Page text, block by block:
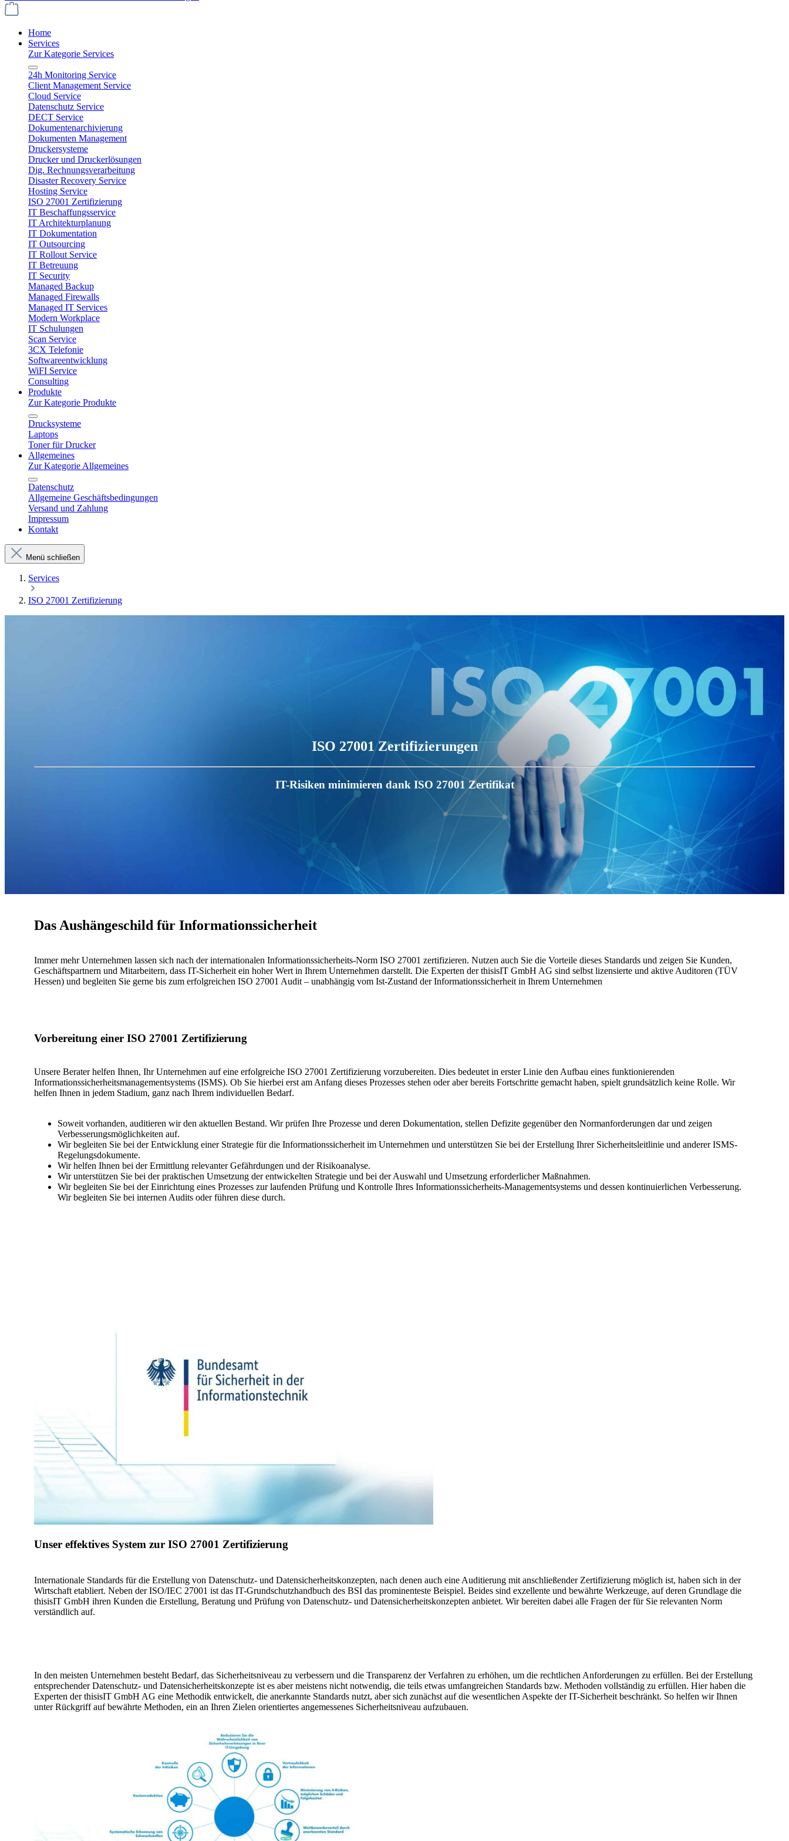
Home
Services
Zur Kategorie Services
24h Monitoring Service
Client Management Service
Cloud Service
Datenschutz Service
DECT Service
Dokumentenarchivierung
Dokumenten Management
Druckersysteme
Drucker und Druckerlösungen
Dig. Rechnungsverarbeitung
Disaster Recovery Service
Hosting Service
ISO 27001 Zertifizierung
IT Beschaffungsservice
IT Architekturplanung
IT Dokumentation
IT Outsourcing
IT Rollout Service
IT Betreuung
IT Security
Managed Backup
Managed Firewalls
Managed IT Services
Modern Workplace
IT Schulungen
Scan Service
3CX Telefonie
Softwareentwicklung
WiFI Service
Consulting
Produkte
Zur Kategorie Produkte
Drucksysteme
Laptops
Toner für Drucker
Allgemeines
Zur Kategorie Allgemeines
Datenschutz
Allgemeine Geschäftsbedingungen
Versand und Zahlung
Impressum
Kontakt
Menü schließen
Services
ISO 27001 Zertifizierung
ISO 27001 Zertifizierungen
IT-Risiken minimieren dank ISO 27001 Zertifikat
Das Aushängeschild für Informationssicherheit
Immer mehr Unternehmen lassen sich nach der internationalen Informationssicherheits-Norm ISO 27001 zertifizieren. Nutzen auch Sie die Vorteile dieses Standards und zeigen Sie Kunden,
Geschäftspartnern und Mitarbeitern, dass IT-Sicherheit ein hoher Wert in Ihrem Unternehmen darstellt. Die Experten der thisisIT GmbH AG sind selbst lizensierte und aktive Auditoren (TÜV
Hessen) und begleiten Sie gerne bis zum erfolgreichen ISO 27001 Audit – unabhängig vom Ist-Zustand der Informationssicherheit in Ihrem Unternehmen
Vorbereitung einer ISO 27001 Zertifizierung
Unsere Berater helfen Ihnen, Ihr Unternehmen auf eine erfolgreiche ISO 27001 Zertifizierung vorzubereiten. Dies bedeutet in erster Linie den Aufbau eines funktionierenden
Informationssicherheitsmanagementsystems (ISMS). Ob Sie hierbei erst am Anfang dieses Prozesses stehen oder aber bereits Fortschritte gemacht haben, spielt grundsätzlich keine Rolle. Wir
helfen Ihnen in jedem Stadium, ganz nach Ihrem individuellen Bedarf.
Soweit vorhanden, auditieren wir den aktuellen Bestand. Wir prüfen Ihre Prozesse und deren Dokumentation, stellen Defizite gegenüber den Normanforderungen dar und zeigen
Verbesserungsmöglichkeiten auf.
Wir begleiten Sie bei der Entwicklung einer Strategie für die Informationssicherheit im Unternehmen und unterstützen Sie bei der Erstellung Ihrer Sicherheitsleitlinie und anderer ISMS-
Regelungsdokumente.
Wir helfen Ihnen bei der Ermittlung relevanter Gefährdungen und der Risikoanalyse.
Wir unterstützen Sie bei der praktischen Umsetzung der entwickelten Strategie und bei der Auswahl und Umsetzung erforderlicher Maßnahmen.
Wir begleiten Sie bei der Einrichtung eines Prozesses zur laufenden Prüfung und Kontrolle Ihres Informationssicherheits-Managementsystems und dessen kontinuierlichen Verbesserung.
Wir begleiten Sie bei internen Audits oder führen diese durch.
Unser effektives System zur ISO 27001 Zertifizierung
Internationale Standards für die Erstellung von Datenschutz- und Datensicherheitskonzepten, nach denen auch eine Auditierung mit anschließender Zertifizierung möglich ist, haben sich in der
Wirtschaft etabliert. Neben der ISO/IEC 27001 ist das IT-Grundschutzhandbuch des BSI das prominenteste Beispiel. Beides sind exzellente und bewährte Werkzeuge, auf deren Grundlage die
thisisIT GmbH ihren Kunden die Erstellung, Beratung und Prüfung von Datenschutz- und Datensicherheitskonzepten anbietet. Wir bereiten dabei alle Fragen der für Sie relevanten Norm
verständlich auf.
In den meisten Unternehmen besteht Bedarf, das Sicherheitsniveau zu verbessern und die Transparenz der Verfahren zu erhöhen, um die rechtlichen Anforderungen zu erfüllen. Bei der Erstellung
entsprechender Datenschutz- und Datensicherheitskonzepte ist es aber meistens nicht notwendig, die teils etwas umfangreichen Standards bzw. Methoden vollständig zu erfüllen. Hier haben die
Experten der thisisIT GmbH AG eine Methodik entwickelt, die anerkannte Standards nutzt, aber sich zunächst auf die wesentlichen Aspekte der IT-Sicherheit beschränkt. So helfen wir Ihnen
unter Rückgriff auf bewährte Methoden, ein an Ihren Zielen orientiertes angemessenes Sicherheitsniveau aufzubauen.